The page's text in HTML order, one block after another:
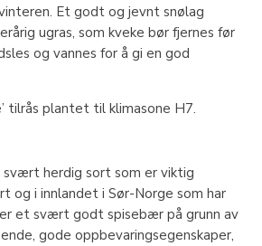
Et godt og jevnt snølag
ugras, som kveke bør fjernes før
og vannes for å gi en god
tilrås plantet til klimasone H7.
svært herdig sort som er viktig
og i innlandet i Sør-Norge som har
et svært godt spisebær på grunn av
gode oppbevaringsegenskaper,